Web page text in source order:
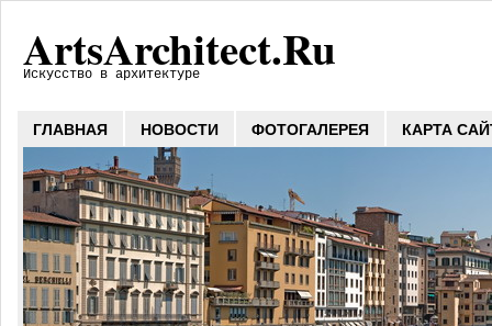
ArtsArchitect.Ru
Искусство в архитектуре
ГЛАВНАЯ НОВОСТИ ФОТОГАЛЕРЕЯ КАРТА